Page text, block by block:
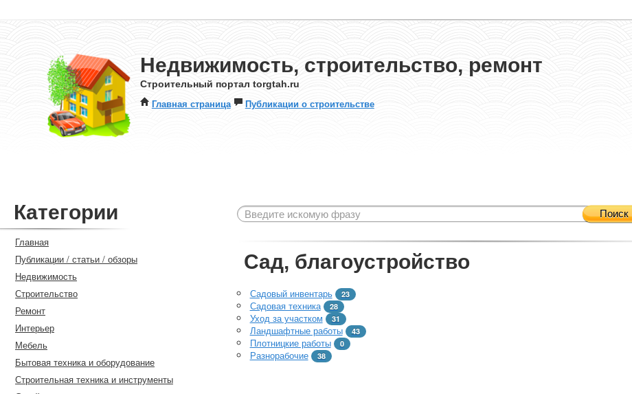
Недвижимость, строительство, ремонт
Строительный портал torgtah.ru
Главная страница Публикации о строительстве
Категории
Главная
Публикации / статьи / обзоры
Недвижимость
Строительство
Ремонт
Интерьер
Мебель
Бытовая техника и оборудование
Строительная техника и инструменты
Поиск
Сад, благоустройство
Садовый инвентарь 23
Садовая техника 28
Уход за участком 31
Ландшафтные работы 43
Плотницкие работы 0
Разнорабочие 38